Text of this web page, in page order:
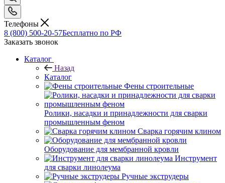
Телефоны
8 (800) 500-20-57Бесплатно по РФ
Заказать звонок
Каталог
Назад
Каталог
Фены строительные
Ролики, насадки и принадлежности для сварки
промышленным феном
Сварка горячим клином
Оборудование для мембранной кровли
Инструмент
для сварки линолеума
Ручные экструдеры